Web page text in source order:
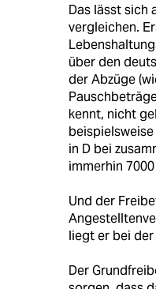
Das lässt sich
vergleichen.
über den
der Abzüge
kennt, nicht
in D bei
immerhin
Und der
liegt er bei der
Der